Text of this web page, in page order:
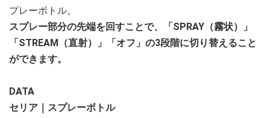
プレーボトル。
スプレー部分の先端を回すことで、「SPRAY（霧状）」
「STREAM（直射）」「オフ」の3段階に切り替えること
ができます。
DATA
セリア｜スプレーボトル